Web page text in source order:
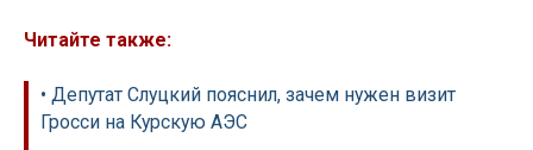
Читайте также:
• Депутат Слуцкий пояснил, зачем нужен визит
Гросси на Курскую АЭС